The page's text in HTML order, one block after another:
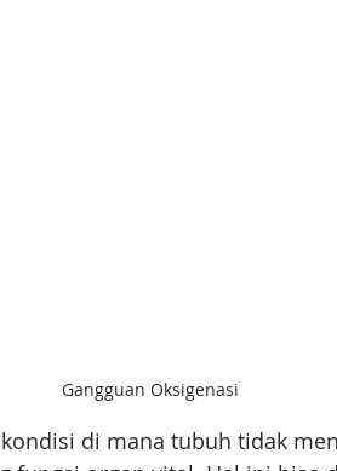
Gangguan Oksigenasi
di mana tubuh tidak